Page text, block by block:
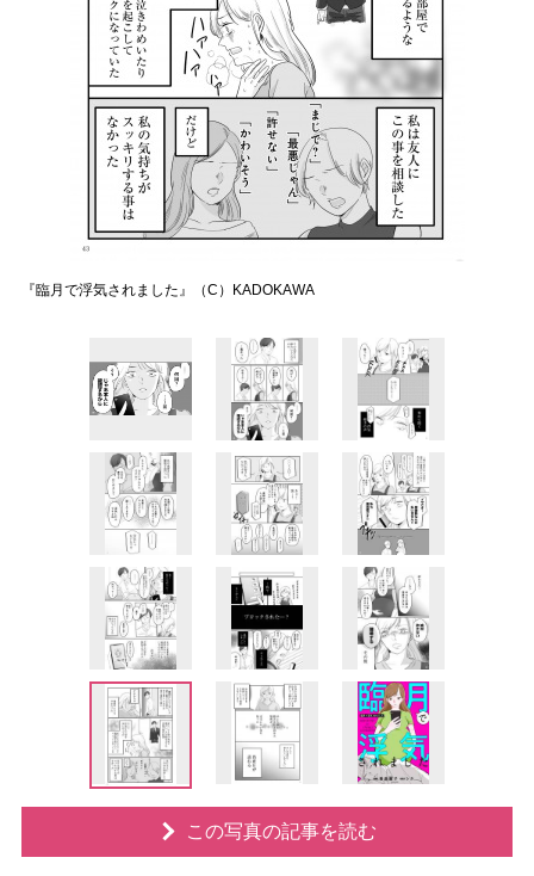
『臨月で浮気されました』（C）KADOKAWA
この写真の記事を読む